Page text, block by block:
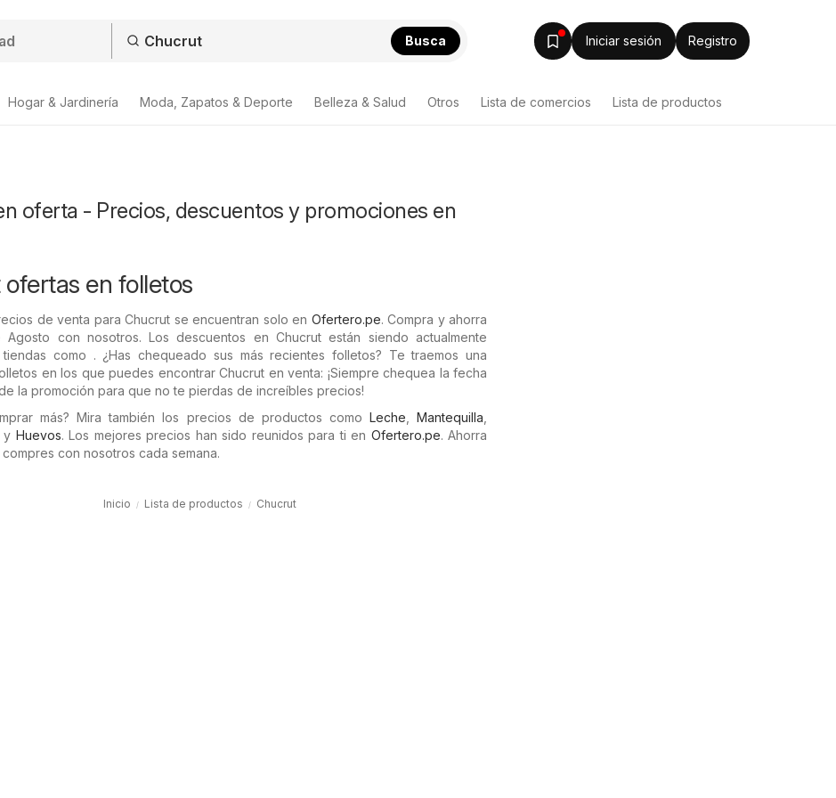
Busca Iniciar sesión Registro
Hogar & Jardinería Moda, Zapatos & Deporte Belleza & Salud Otros Lista de comercios Lista de productos
oferta - Precios, descuentos y promociones en
en folletos
de venta para Chucrut se encuentran solo en Ofertero.pe. Compra y ahorra
con nosotros. Los descuentos en Chucrut están siendo actualmente
como . ¿Has chequeado sus más recientes folletos? Te traemos una
en los que puedes encontrar Chucrut en venta: ¡Siempre chequea la fecha
la promoción para que no te pierdas de increíbles precios!
más? Mira también los precios de productos como Leche ,Mantequilla
Huevos. Los mejores precios han sido reunidos para ti en Ofertero.pe. Ahorra
con nosotros cada semana.
Inicio Lista de productos Chucrut